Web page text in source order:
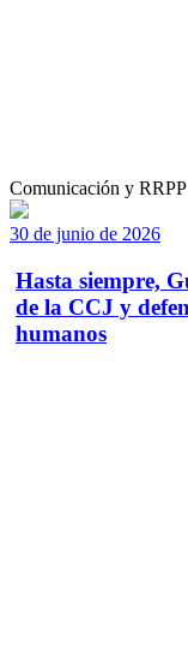
Comunicación y RRPP
30 de junio de 2026
Hasta siempre,
de la CCJ y
humanos